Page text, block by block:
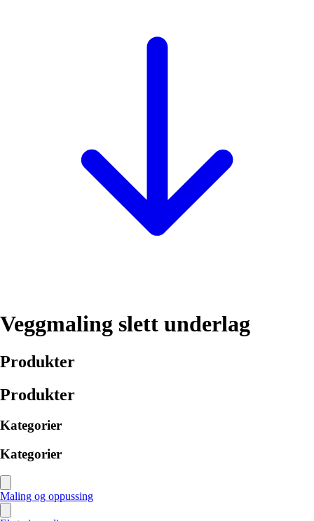
Veggmaling slett underlag
Produkter
Produkter
Kategorier
Kategorier
Maling og oppussing